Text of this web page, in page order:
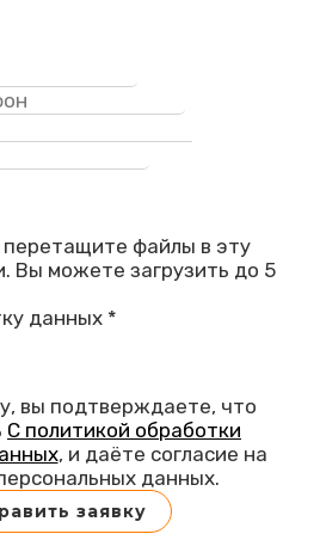
файлы в эту
Вы можете загрузить до 5
данных *
вы подтверждаете, что
С политикой обработки
, и даёте согласие на
данных.
заявку